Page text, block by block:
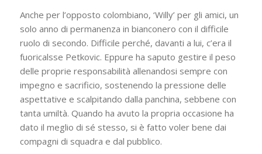
Anche per l’opposto colombiano, ‘Willy’ per gli amici, un
solo anno di permanenza in bianconero con il difficile
ruolo di secondo. Difficile perché, davanti a lui, c’era il
fuoricalsse Petkovic. Eppure ha saputo gestire il peso
delle proprie responsabilità allenandosi sempre con
impegno e sacrificio, sostenendo la pressione delle
aspettative e scalpitando dalla panchina, sebbene con
tanta umiltà. Quando ha avuto la propria occasione ha
dato il meglio di sé stesso, si è fatto voler bene dai
compagni di squadra e dal pubblico.